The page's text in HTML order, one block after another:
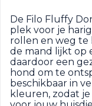
De Filo Fluffy
plek voor je
rollen en weg te
de mand lijkt op
daardoor een
hond om te
beschikbaar in
kleuren, zodat